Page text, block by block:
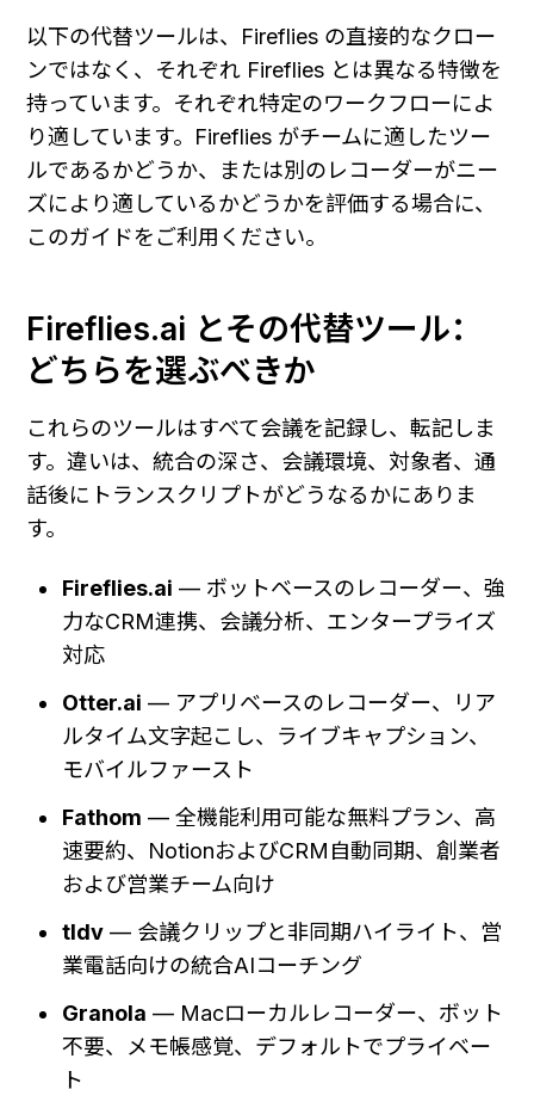
以下の代替ツールは、Fireflies の直接的なクロー
ンではなく、それぞれ Fireflies とは異なる特徴を
持っています。それぞれ特定のワークフローによ
り適しています。Fireflies がチームに適したツー
ルであるかどうか、または別のレコーダーがニー
ズにより適しているかどうかを評価する場合に、
このガイドをご利用ください。
Fireflies.ai とその代替ツール：
どちらを選ぶべきか
これらのツールはすべて会議を記録し、転記しま
す。違いは、統合の深さ、会議環境、対象者、通
話後にトランスクリプトがどうなるかにありま
す。
Fireflies.ai — ボットベースのレコーダー、強
力なCRM連携、会議分析、エンタープライズ
対応
Otter.ai — アプリベースのレコーダー、リア
ルタイム文字起こし、ライブキャプション、
モバイルファースト
Fathom — 全機能利用可能な無料プラン、高
速要約、NotionおよびCRM自動同期、創業者
および営業チーム向け
tldv — 会議クリップと非同期ハイライト、営
業電話向けの統合AIコーチング
Granola — Macローカルレコーダー、ボット
不要、メモ帳感覚、デフォルトでプライベー
ト